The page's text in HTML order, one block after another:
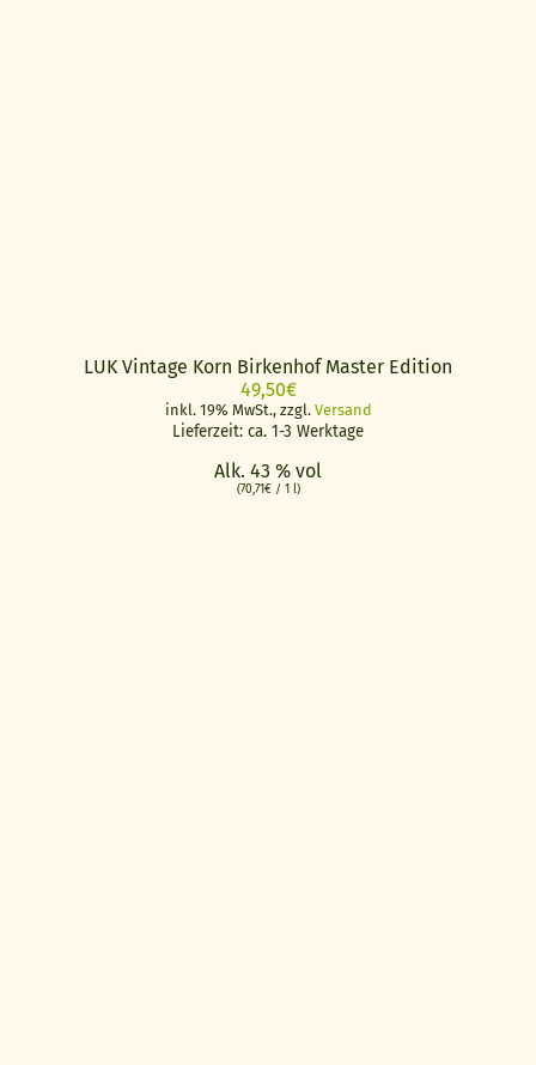
LUK Vintage Korn Birkenhof Master Edition
49,50€
inkl. 19% MwSt., zzgl. Versand
Lieferzeit: ca. 1-3 Werktage
Alk. 43 % vol
(70,71€/ 1 l)